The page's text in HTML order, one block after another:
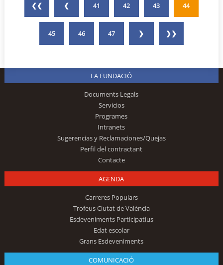
❮❮ ❮ 41 42 43 44
45 46 47 ❯ ❯❯
LA FUNDACIÓ
Documents Legals
Servicios
Programes
Intranets
Sugerencias y Reclamaciones/Quejas
Perfil del contractant
Contacte
AGENDA
Carreres Populars
Trofeus Ciutat de València
Esdeveniments Participatius
Edat escolar
Grans Esdeveniments
COMUNICACIÓ